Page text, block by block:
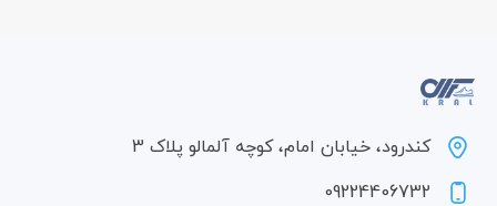
کندرود، خیابان امام، کوچه آلمالو پلاک 3
09224406732